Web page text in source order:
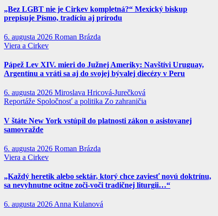
„Bez LGBT nie je Cirkev kompletná?“ Mexický biskup
prepisuje Písmo, tradíciu aj prírodu
6. augusta 2026 Roman Brázda
Viera a Cirkev
Pápež Lev XIV. mieri do Južnej Ameriky: Navštívi Uruguay,
Argentínu a vráti sa aj do svojej bývalej diecézy v Peru
6. augusta 2026 Miroslava Hricová-Jurečková
Reportáže Spoločnosť a politika Zo zahraničia
V štáte New York vstúpil do platnosti zákon o asistovanej
samovražde
6. augusta 2026 Roman Brázda
Viera a Cirkev
„Každý heretik alebo sektár, ktorý chce zaviesť novú doktrínu,
sa nevyhnutne ocitne zoči-voči tradičnej liturgii…“
6. augusta 2026Anna Kulanová